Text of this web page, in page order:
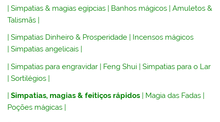
|Simpatias & magias egípcias | Banhos mágicos |Amuletos &
Talismãs |
|Simpatias Dinheiro & Prosperidade
Incensos mágicos
|Simpatias angelicais
|Simpatias para engravidar | Feng Shui |Simpatias para o Lar
|Sortilégios |
|Simpatias, magias & feitiços rápidos | Magia das Fadas |
Poções mágicas |